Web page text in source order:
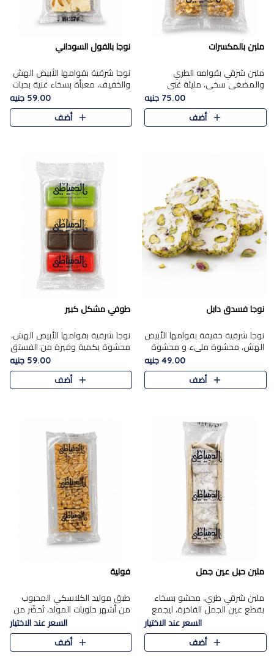
ملبن بالمكسرات
ملبن شرقي بقوامه الطري
والمضغي سخي، مليئة غني
بتشكيلة فاخرة من المكسرات
مشكلة المختارة التي تقدم تضيف
قرمشة مميزة مرضية ونكهة
75.00 جنيه
أضف
نوجا بالفول السوداني
نوجا شرقية بقوامها الأبيض الهش
والخفيف، معبأة بسخاء غنية بحبات
الفول السوداني المحمص التي
يقدم تضيف قرمشة مميزة مرضية
وتوازنًا رائعًا مع حلا..
59.00 جنيه
أضف
نوجا فسدق دابل
نوجا شرقية خفيفة بقوامها الأبيض
الهش، محشوة مليء و محشوة
بـكمية وفيرة من الفستق الفاخر
لتمنحك نكهة مكسرات غنية
وقرمشة مميزة في كل قطعة و
49.00 جنيه
أضف
طوفي مشكل كبير
نوجا شرقية بقوامها الأبيض الهش،
محشوة بكمية وفيرة من الفستق
الفاخر لتمنحك نكهة غنية وقرمشة
مميزة في كل قطعة، لتجربة تجمع
بين الفخامة والمذاق..
59.00 جنيه
أضف
ملبن حبل عين جمل
ملبن شرقي طري، محشو بسخاء
بقطع عين الجمل الفاخرة، ليجمع
بين القوام الناعم وقرمشة الجوز
في مذاق شرقي أصيل.
السعر عند الاختيار
أضف
فولية
طبق موليد الكلاسكي المحبوب
من أشهر حلويات المولد، تُحضّر من
فول سوداني محمص بعناية
ومغلف بطبقة رقيقة من السكر
المكرمل، لتمنحك قرمشة أصيلة
السعر عند الاختيار
أضف